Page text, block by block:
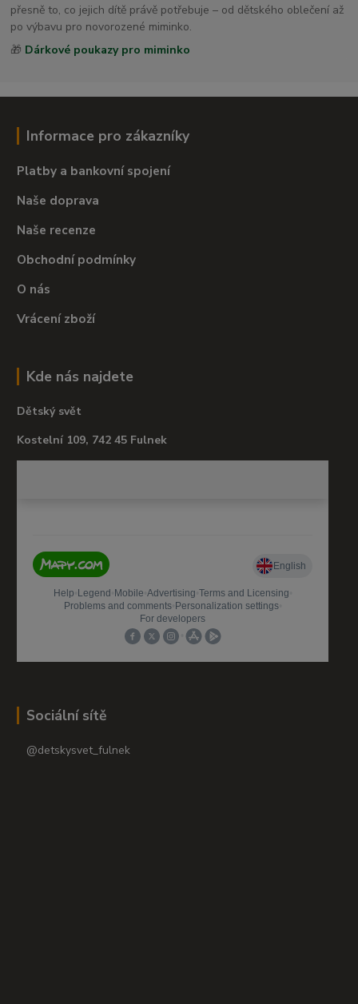
přesně to, co jejich dítě právě potřebuje – od dětského oblečení až
po výbavu pro novorozené miminko.
🎁 Dárkové poukazy pro miminko
Informace pro zákazníky
Platby a bankovní spojení
Naše doprava
Naše recenze
Obchodní podmínky
O nás
Vrácení zboží
Kde nás najdete
Dětský svět
Kostelní 109, 742 45 Fulnek
Sociální sítě
@detskysvet_fulnek